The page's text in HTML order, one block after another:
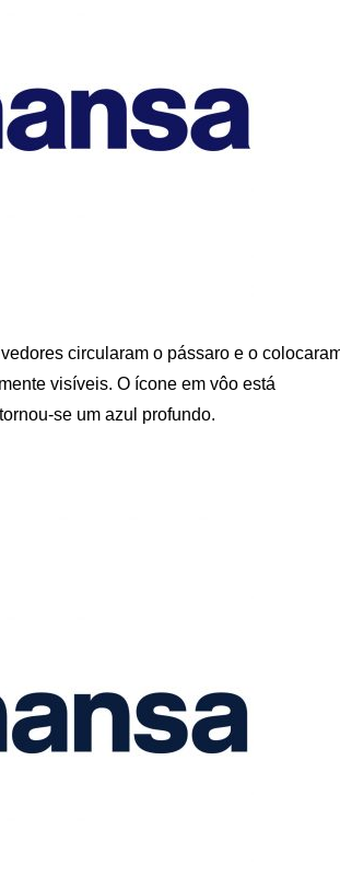
circularam o pássaro e o
visíveis. O ícone em vôo está
se um azul profundo.